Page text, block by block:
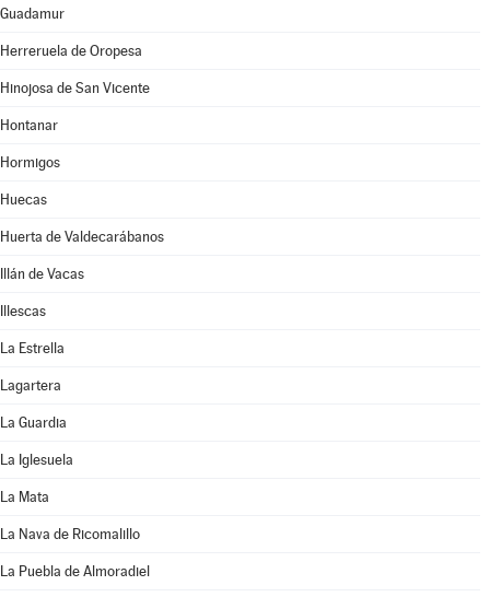
Guadamur
Herreruela de Oropesa
Hinojosa de San Vicente
Hontanar
Hormigos
Huecas
Huerta de Valdecarábanos
Illán de Vacas
Illescas
La Estrella
Lagartera
La Guardia
La Iglesuela
La Mata
La Nava de Ricomalillo
La Puebla de Almoradiel